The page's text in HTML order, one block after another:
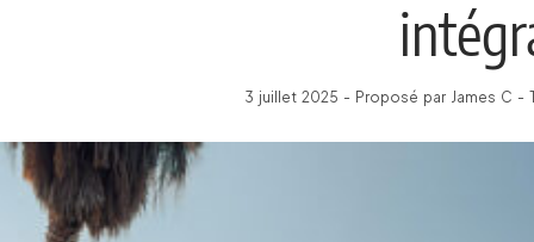
3 juillet 2025 - Proposé par James C -